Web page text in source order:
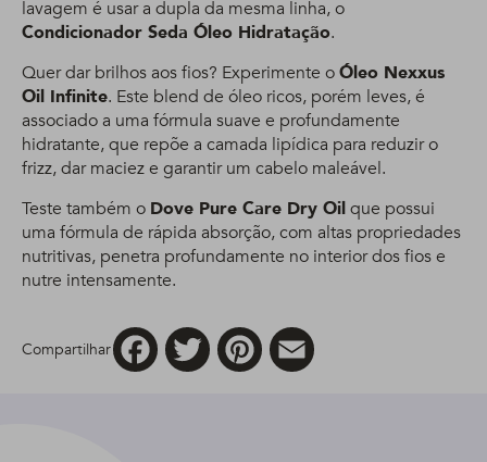
lavagem é usar a dupla da mesma linha, o
Condicionador Seda Óleo Hidratação.
Quer dar brilhos aos fios? Experimente oÓleo Nexxus
Oil Infinite. Este blend de óleo ricos, porém leves, é
associado a uma fórmula suave e profundamente
hidratante, que repõe a camada lipídica para reduzir o
frizz, dar maciez e garantir um cabelo maleável.
Teste também o Dove Pure Care Dry Oilque possui
uma fórmula de rápida absorção, com altas propriedades
nutritivas, penetra profundamente no interior dos fios e
nutre intensamente.
Compartilhar
FacebookTwitter Pinterest